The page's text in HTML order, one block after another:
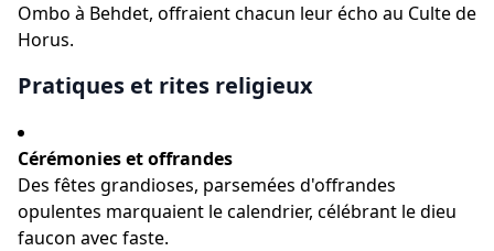
Ombo à Behdet, offraient chacun leur écho au Culte de
Horus.
Pratiques et rites religieux
Cérémonies et offrandes
Des fêtes grandioses, parsemées d'offrandes
opulentes marquaient le calendrier, célébrant le dieu
faucon avec faste.